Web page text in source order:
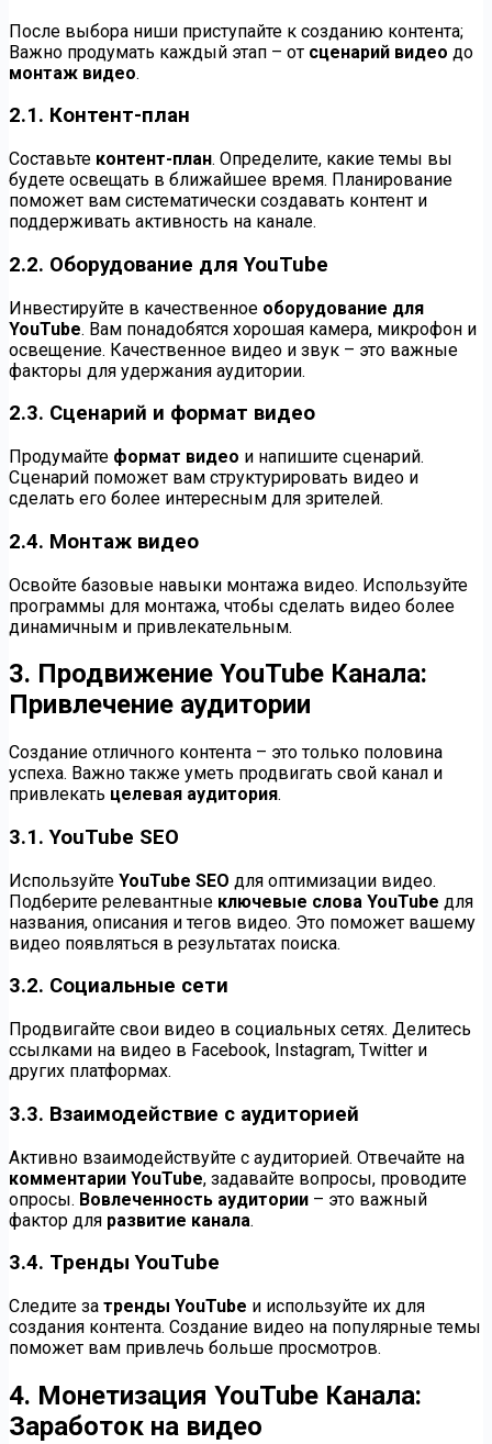
После выбора ниши приступайте к созданию контента;
Важно продумать каждый этап – от сценарий видео до
монтаж видео.
2.1. Контент-план
Составьте контент-план. Определите, какие темы вы
будете освещать в ближайшее время. Планирование
поможет вам систематически создавать контент и
поддерживать активность на канале.
2.2. Оборудование для YouTube
Инвестируйте в качественное оборудование для
YouTube. Вам понадобятся хорошая камера, микрофон и
освещение. Качественное видео и звук – это важные
факторы для удержания аудитории.
2.3. Сценарий и формат видео
Продумайте формат видео и напишите сценарий.
Сценарий поможет вам структурировать видео и
сделать его более интересным для зрителей.
2.4. Монтаж видео
Освойте базовые навыки монтажа видео. Используйте
программы для монтажа, чтобы сделать видео более
динамичным и привлекательным.
3. Продвижение YouTube Канала:
Привлечение аудитории
Создание отличного контента – это только половина
успеха. Важно также уметь продвигать свой канал и
привлекать целевая аудитория.
3.1. YouTube SEO
Используйте YouTube SEO для оптимизации видео.
Подберите релевантные ключевые слова YouTube для
названия, описания и тегов видео. Это поможет вашему
видео появляться в результатах поиска.
3.2. Социальные сети
Продвигайте свои видео в социальных сетях. Делитесь
ссылками на видео в Facebook, Instagram, Twitter и
других платформах.
3.3. Взаимодействие с аудиторией
Активно взаимодействуйте с аудиторией. Отвечайте на
комментарии YouTube, задавайте вопросы, проводите
опросы. Вовлеченность аудитории – это важный
фактор для развитие канала.
3.4. Тренды YouTube
Следите за тренды YouTube и используйте их для
создания контента. Создание видео на популярные темы
поможет вам привлечь больше просмотров.
4. Монетизация YouTube Канала:
Заработок на видео